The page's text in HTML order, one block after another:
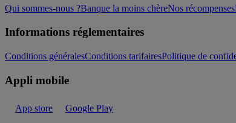
Qui sommes-nous ?Banque la moins chèreNos récompenses
Informations réglementaires
Conditions généralesConditions tarifairesPolitique de
Appli mobile
App store Google Play